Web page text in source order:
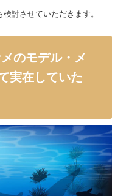
討させていただきます。
のモデル・メ
実在していた